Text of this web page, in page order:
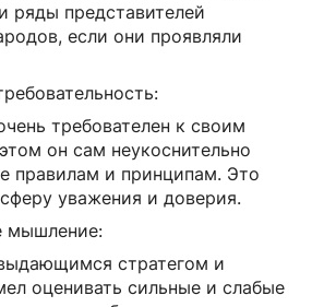
ряды представителей
если они проявляли
требователен к своим
он сам неукоснительно
правилам и принципам. Это
уважения и доверия.
мышление:
стратегом и
оценивать сильные и слабые